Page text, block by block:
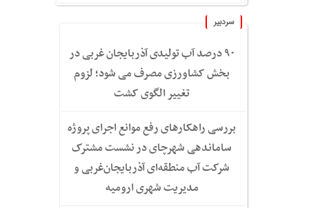
سردبیر
۹۰ درصد آب تولیدی آذربایجان غربی در
بخش کشاورزی مصرف می شود؛ لزوم
تغییر الگوی کشت
بررسی راهکارهای رفع موانع اجرای پروژه
ساماندهی شهرچای در نشست مشترک
شرکت آب منطقه‌ای آذربایجان‌غربی و
مدیریت شهری ارومیه